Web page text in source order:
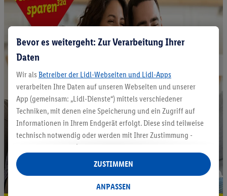
Bevor es weitergeht: Zur Verarbeitung Ihrer
Daten
Wir als Betreiber der Lidl-Webseiten und Lidl-Apps
verarbeiten Ihre Daten auf unseren Webseiten und unserer
App (gemeinsam: „Lidl-Dienste“) mittels verschiedener
Techniken, mit denen eine Speicherung und ein Zugriff auf
Informationen in Ihrem Endgerät erfolgt. Diese sind teilweise
technisch notwendig oder werden mit Ihrer Zustimmung -
auch durch Partner (u.a.
Verantwortliche; im Zusammenhang mit dem IAB TCF
insgesamt
Statistik-Erstellung oder für personalisierte Werbung
ANPASSEN
ZUSTIMMEN